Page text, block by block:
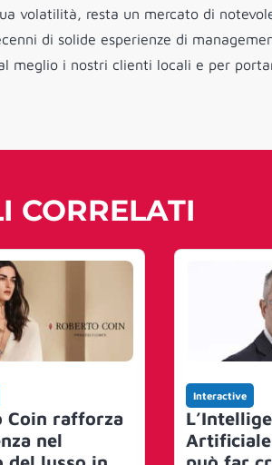
volatilità, resta un mercato di
di solide esperienze di
meglio i nostri clienti locali e per
CORRELATI
Coin rafforza
nel
Interactive